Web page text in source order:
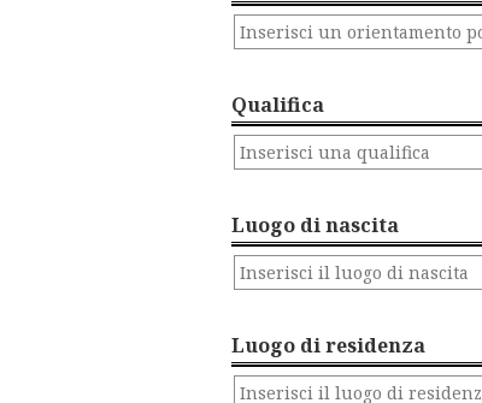
Qualifica
Luogo di nascita
Luogo di residenza